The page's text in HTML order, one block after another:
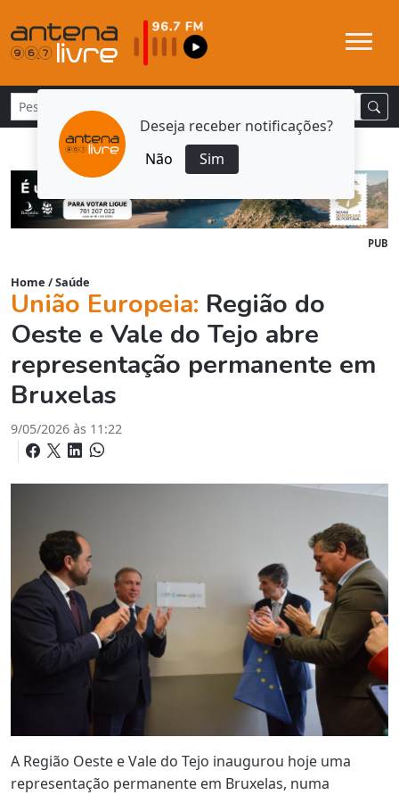
Deseja receber notificações?
Não
Sim
PUB
Home /Saúde
União Europeia: Região do
Oeste e Vale do Tejo abre
representação permanente em
Bruxelas
9/05/2026 às 11:22
A Região Oeste e Vale do Tejo inaugurou hoje uma
representação permanente em Bruxelas, numa